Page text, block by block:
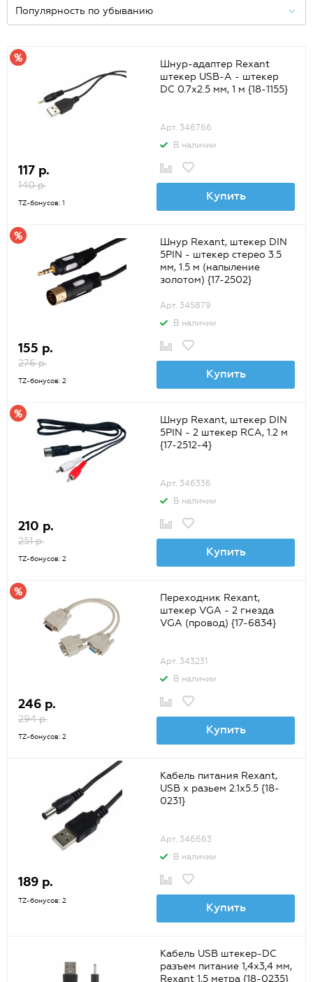
Шнур-адаптер Rexant
штекер USB-А - штекер
DC 0.7х2.5 мм, 1 м {18-1155}
Арт. 346766
В наличии
117 р.
140 р.
TZ-бонусов: 1
Купить
Шнур Rexant, штекер DIN
5PIN - штекер стерео 3.5
мм, 1.5 м (напыление
золотом) {17-2502}
Арт. 345879
В наличии
155 р.
276 р.
TZ-бонусов: 2
Купить
Шнур Rexant, штекер DIN
5PIN - 2 штекер RCA, 1.2 м
{17-2512-4}
Арт. 346336
В наличии
210 р.
251 р.
TZ-бонусов: 2
Купить
Переходник Rexant,
штекер VGA - 2 гнезда
VGA (провод) {17-6834}
Арт. 343231
В наличии
246 р.
294 р.
TZ-бонусов: 2
Купить
Кабель питания Rexant,
USB х разьем 2.1х5.5 {18-
0231}
Арт. 346663
В наличии
189 р.
TZ-бонусов: 2 Купить
Кабель USB штекер-DC
разъем питание 1,4х3,4 мм,
Rexant 1,5 метра {18-0235}